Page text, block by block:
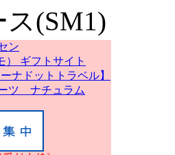
(SM1)